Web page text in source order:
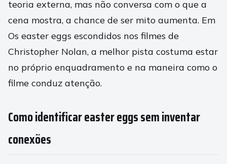
teoria externa, mas não conversa com o que a
cena mostra, a chance de ser mito aumenta. Em
Os easter eggs escondidos nos filmes de
Christopher Nolan, a melhor pista costuma estar
no próprio enquadramento e na maneira como o
filme conduz atenção.
Como identificar easter eggs sem inventar
conexões